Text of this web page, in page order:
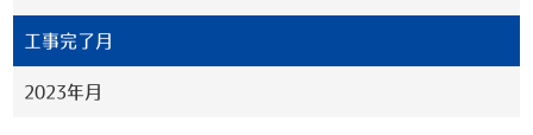
工事完了月
2023年月